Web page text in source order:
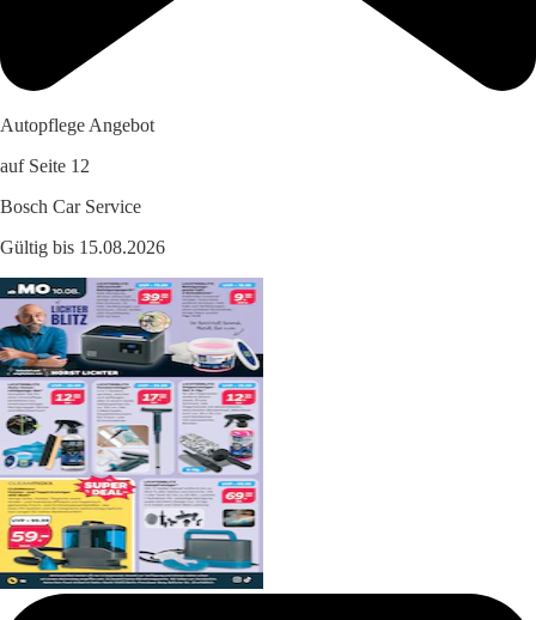
Autopflege Angebot
auf Seite 12
Bosch Car Service
Gültig bis 15.08.2026